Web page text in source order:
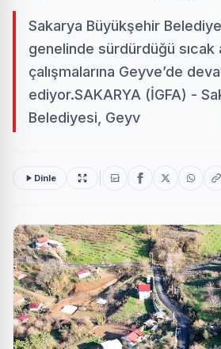
Sakarya Büyükşehir
genelinde sürdürdüğü
çalışmalarına Geyve’de
ediyor.SAKARYA (İGFA) -
Belediyesi, Geyv
Dinle